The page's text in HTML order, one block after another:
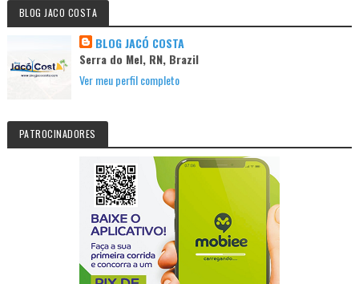
BLOG JACO COSTA
BLOG JACÓ COSTA
Serra do Mel, RN, Brazil
Ver meu perfil completo
PATROCINADORES